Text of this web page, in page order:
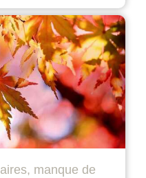
manque de